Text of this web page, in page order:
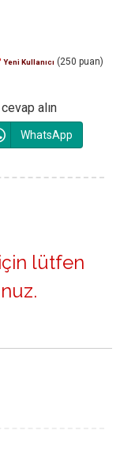
Yeni Kullanıcı (250 puan)
alın
WhatsApp
lütfen
.